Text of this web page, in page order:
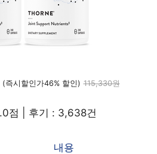
(즉시할인가46% 할인) 115,330원
점 | 후기 : 3,638건
내용